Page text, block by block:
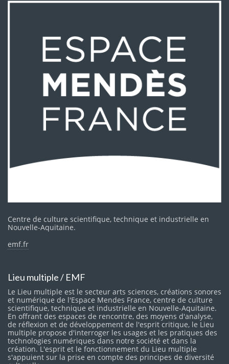
Centre de culture scientifique, technique et industrielle en
Nouvelle-Aquitaine.
emf.fr
Lieu multiple / EMF
Le Lieu multiple est le secteur arts sciences, créations sonores
et numérique de l'Espace Mendes France, centre de culture
scientifique, technique et industrielle en Nouvelle-Aquitaine.
En offrant des espaces de rencontre, des moyens d'analyse,
de réflexion et de développement de l'esprit critique, le Lieu
multiple propose d'interroger les usages et les pratiques des
technologies numériques dans notre société et dans la
création. L'esprit et le fonctionnement du Lieu multiple
s'appuient sur la prise en compte des principes de diversité